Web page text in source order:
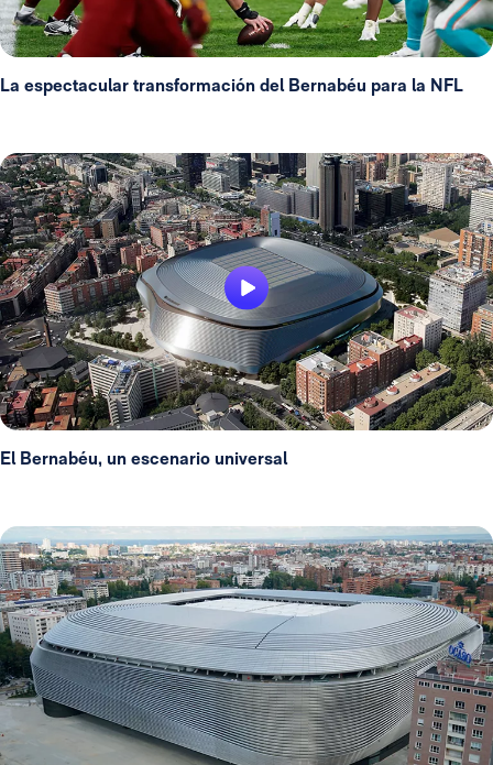
La espectacular transformación del Bernabéu para la NFL
El Bernabéu, un escenario universal